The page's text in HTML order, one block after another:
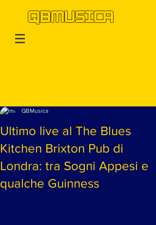
QBMUSICA
Ultimo live al The Blues
Kitchen Brixton Pub di
Londra: tra Sogni Appesi e
qualche Guinness
QBMusica